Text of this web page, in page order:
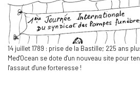
14 juillet 1789 : prise de la Bastille; 225 ans
Med'Ocean se dote d'un nouveau site pour
l'assaut d'une forteresse !